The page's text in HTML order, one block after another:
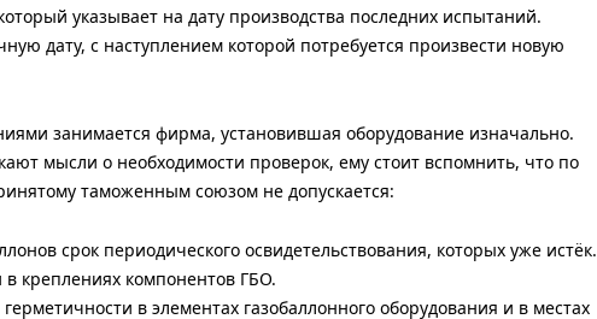
указывает на дату производства последних испытаний.
дату, с наступлением которой потребуется произвести новую
занимается фирма, установившая оборудование изначально.
мысли о необходимости проверок, ему стоит вспомнить, что по
таможенным союзом не допускается:
срок периодического освидетельствования, которых уже истёк.
креплениях компонентов ГБО.
в элементах газобаллонного оборудования и в местах